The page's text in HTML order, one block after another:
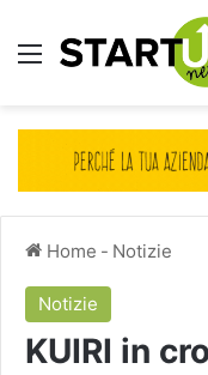
Menu
Home - Notizie
Notizie
KUIRI in